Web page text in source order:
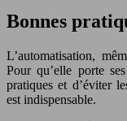
Bonnes
L’automatisation,
Pour qu’elle porte
pratiques et d’éviter
est indispensable.